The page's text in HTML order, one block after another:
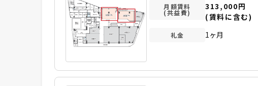
月額賃料
(共益費)
313,000円
(賃料に含む)
礼金 1ヶ月